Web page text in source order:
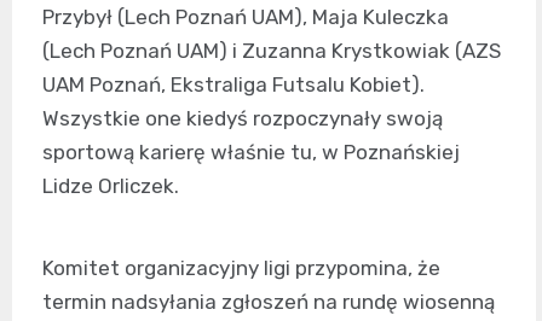
Przybył (Lech Poznań UAM), Maja Kuleczka
(Lech Poznań UAM) i Zuzanna Krystkowiak (AZS
UAM Poznań, Ekstraliga Futsalu Kobiet).
Wszystkie one kiedyś rozpoczynały swoją
sportową karierę właśnie tu, w Poznańskiej
Lidze Orliczek.
Komitet organizacyjny ligi przypomina, że
termin nadsyłania zgłoszeń na rundę wiosenną